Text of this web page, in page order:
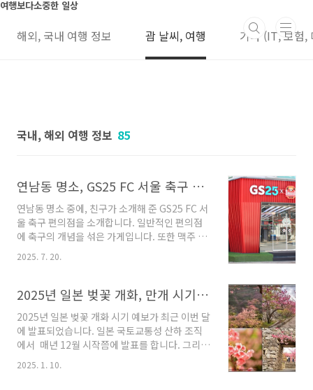
본문 바로가기
여행보다소중한 일상
해외, 국내 여행 정보 괌 날씨, 여행 기타 (IT, 보험,
국내, 해외 여행 정보 85
연남동 명소, GS25 FC 서울 축구 편의점. 주요 상품, 맥주 하기도 좋음
연남동 명소 중에, 친구가 소개해 준 GS25 FC 서
울 축구 편의점을 소개합니다. 일반적인 편의점
에 축구의 개념을 섞은 가게입니다. 또한 맥주 한
잔 가볍게 하기도 좋아, 2차 혹은 3차로 부담 없
이 1,2 갠 즐기기에도 좋아요. 연남동 명소,
으로 좀만 걸으면 나오는데요, 구글이나, 네이버
맵에서는 GS25 연남점을 치시면 쉽게 찾을 수 있
습니다. 편의점과 축구 개념을 합쳐져 있기 때문
에, 일반적인 편의점 제품과 FC 서울 굿즈들이 함
께 있습니다. 말로 상세히 설명하기보다, 1분 영
상이 있어 공유해요. GS 25 FC 서울 편의점 주요
2025. 7. 20.
2025년 일본 벚꽃 개화, 만개 시기, 벚꽃 여행 명소 도시별 정리
2025년 일본 벚꽃 개화 시기 예보가 최근 이번 달
에 발표되었습니다. 일본 국토교통성 산하 조직
에서 매년 12월 시작쯤에 발표를 합니다. 그리고
내년 6월까지 꾸준히 시기를 업그레이드합니다.
유명 벚꽃 여행 명소도 알아보겠습니다. 2025
2025. 1. 10.